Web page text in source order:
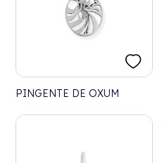
PINGENTE DE OXUM